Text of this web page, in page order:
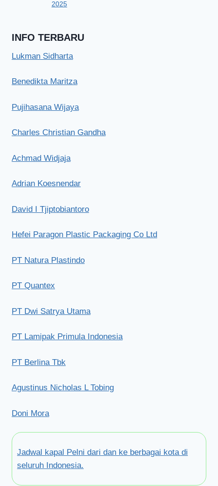
2025
INFO TERBARU
Lukman Sidharta
Benedikta Maritza
Pujihasana Wijaya
Charles Christian Gandha
Achmad Widjaja
Adrian Koesnendar
David I Tjiptobiantoro
Hefei Paragon Plastic Packaging Co Ltd
PT Natura Plastindo
PT Quantex
PT Dwi Satrya Utama
PT Lamipak Primula Indonesia
PT Berlina Tbk
Agustinus Nicholas L Tobing
Doni Mora
Jadwal kapal Pelni dari dan ke berbagai kota di
seluruh Indonesia.